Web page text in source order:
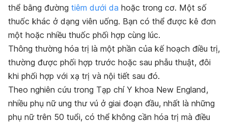
thể bằng đường tiêm dưới da hoặc trong cơ. Một số
thuốc khác ở dạng viên uống. Bạn có thể được kê đơn
một hoặc nhiều thuốc phối hợp cùng lúc.
Thông thường hóa trị là một phần của kế hoạch điều trị,
thường được phối hợp trước hoặc sau phẫu thuật, đôi
khi phối hợp với xạ trị và nội tiết sau đó.
Theo nghiên cứu trong Tạp chí Y khoa New England,
nhiều phụ nữ ung thư vú ở giai đoạn đầu, nhất là những
phụ nữ trên 50 tuổi, có thể không cần hóa trị mà điều